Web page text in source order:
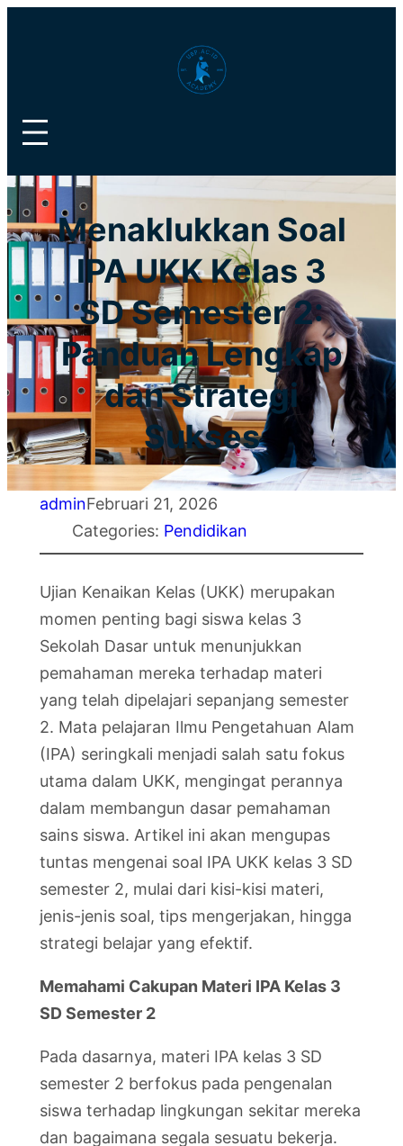
Menaklukkan Soal
IPA UKK Kelas 3
SD Semester 2:
Panduan Lengkap
dan Strategi
Sukses
adminFebruari 21, 2026
Categories: Pendidikan
Ujian Kenaikan Kelas (UKK) merupakan
momen penting bagi siswa kelas 3
Sekolah Dasar untuk menunjukkan
pemahaman mereka terhadap materi
yang telah dipelajari sepanjang semester
2. Mata pelajaran Ilmu Pengetahuan Alam
(IPA) seringkali menjadi salah satu fokus
utama dalam UKK, mengingat perannya
dalam membangun dasar pemahaman
sains siswa. Artikel ini akan mengupas
tuntas mengenai soal IPA UKK kelas 3 SD
semester 2, mulai dari kisi-kisi materi,
jenis-jenis soal, tips mengerjakan, hingga
strategi belajar yang efektif.
Memahami Cakupan Materi IPA Kelas 3
SD Semester 2
Pada dasarnya, materi IPA kelas 3 SD
semester 2 berfokus pada pengenalan
siswa terhadap lingkungan sekitar mereka
dan bagaimana segala sesuatu bekerja.